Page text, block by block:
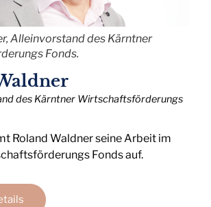
Alleinvorstand des Kärntner
Fonds.
des Kärntner Wirtschaftsförderungs
Roland Waldner seine Arbeit im
Fonds auf.